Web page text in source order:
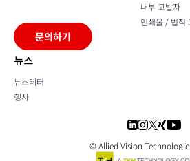
문의하기
내부 고발자
인쇄물 / 법적
뉴스
뉴스레터
행사
© Allied Vision